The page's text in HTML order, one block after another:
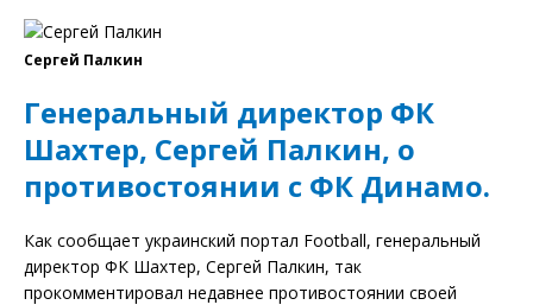
Сергей Палкин
Генеральный директор ФК
Шахтер, Сергей Палкин, о
противостоянии с ФК Динамо.
Как сообщает украинский портал Fооtball, генеральный
директор ФК Шахтер, Сергей Палкин, так
прокомментировал недавнее противостоянии своей